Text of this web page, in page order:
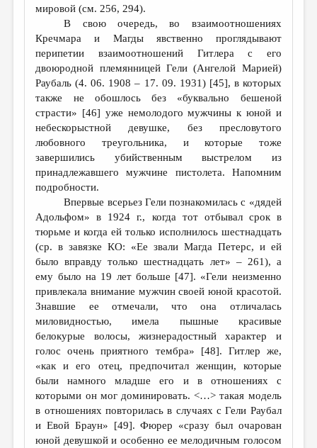
мировой (см. 256, 294).
В свою очередь, во взаимоотношениях
Кречмара и Магды явственно проглядывают
перипетии взаимоотношений Гитлера с его
двоюродной племянницей Гели (Ангелой Марией)
Раубаль (4. 06. 1908 – 17. 09. 1931) [45], в которых
также не обошлось без «буквально бешеной
страсти» [46] уже немолодого мужчины к юной и
небескорыстной девушке, без пресловутого
любовного треугольника, и которые тоже
завершились убийственным выстрелом из
принадлежавшего мужчине пистолета. Напомним
подробности.
Впервые всерьез Гели познакомилась с «дядей
Адольфом» в 1924 г., когда тот отбывал срок в
тюрьме и когда ей только исполнилось шестнадцать
(ср. в завязке КО: «Ее звали Магда Петерс, и ей
было вправду только шестнадцать лет» – 261), а
ему было на 19 лет больше [47]. «Гели неизменно
привлекала внимание мужчин своей юной красотой.
Знавшие ее отмечали, что она отличалась
миловидностью, имела пышные красивые
белокурые волосы, жизнерадостный характер и
голос очень приятного тембра» [48]. Гитлер же,
«как и его отец, предпочитал женщин, которые
были намного младше его и в отношениях с
которыми он мог доминировать. <…> такая модель
в отношениях повторилась в случаях с Гели Раубал
и Евой Браун» [49]. Фюрер «сразу был очарован
юной девушкой и особенно ее мелодичным голосом